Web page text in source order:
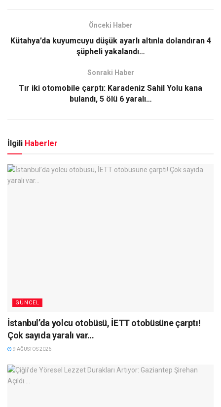
Önceki Haber
Kütahya’da kuyumcuyu düşük ayarlı altınla dolandıran 4
şüpheli yakalandı…
Sonraki Haber
Tır iki otomobile çarptı: Karadeniz Sahil Yolu kana
bulandı, 5 ölü 6 yaralı…
İlgili Haberler
GÜNCEL
İstanbul’da yolcu otobüsü, İETT otobüsüne çarptı!
Çok sayıda yaralı var…
9 AĞUSTOS 2026